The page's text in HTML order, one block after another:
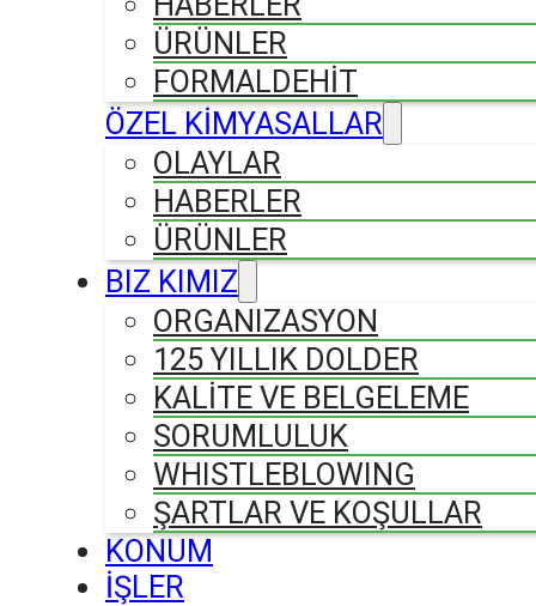
ÜRÜNLER
FORMALDEHIT
ÖZEL KİMYASALLAR
OLAYLAR
HABERLER
ÜRÜNLER
BIZ KIMIZ
ORGANIZASYON
125 YILLIK DOLDER
KALİTE VE BELGELEME
SORUMLULUK
WHISTLEBLOWING
ŞARTLAR VE KOŞULLAR
KONUM
İŞLER